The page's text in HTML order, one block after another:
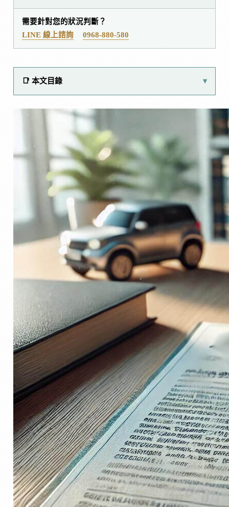
需要針對您的狀況判斷？
LINE 線上諮詢
0968-880-580
📑 本文目錄